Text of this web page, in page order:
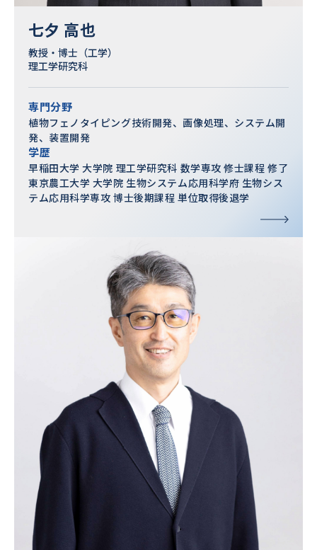
七夕 高也
教授・博士（工学）
理工学研究科
専門分野
植物フェノタイピング技術開発、画像処理、システム開
発、装置開発
学歴
早稲田大学 大学院 理工学研究科 数学専攻 修士課程 修了
東京農工大学 大学院 生物システム応用科学府 生物シス
テム応用科学専攻 博士後期課程 単位取得後退学